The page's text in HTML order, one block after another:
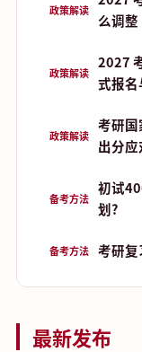
政策解读
么调整
政策解读
2027
式报名
政策解读
考研国
出分
备考方法
初试
划?
备考方法 考研
最新发布